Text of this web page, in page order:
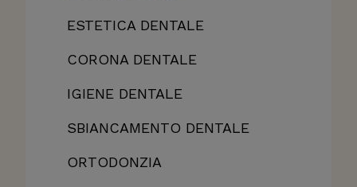
ESTETICA DENTALE
CORONA DENTALE
IGIENE DENTALE
SBIANCAMENTO DENTALE
ORTODONZIA